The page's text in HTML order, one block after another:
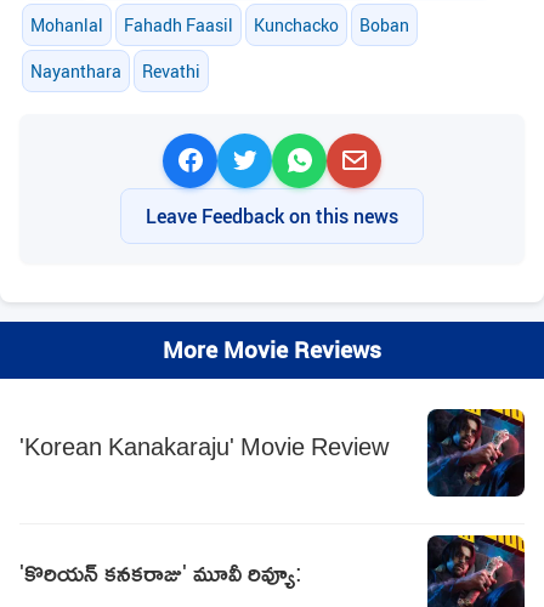
Mohanlal Fahadh Faasil Kunchacko Boban
Nayanthara Revathi
Leave Feedback on this news
More Movie Reviews
'Korean Kanakaraju' Movie Review
'కొరియన్‌ కనకరాజు' మూవీ రివ్యూ: